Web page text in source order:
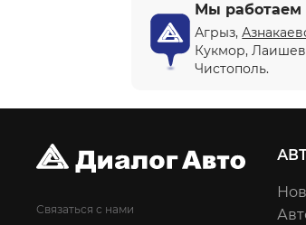
Мы работаем
Агрыз,
Кукмор,
Чистополь.
Связаться с нами